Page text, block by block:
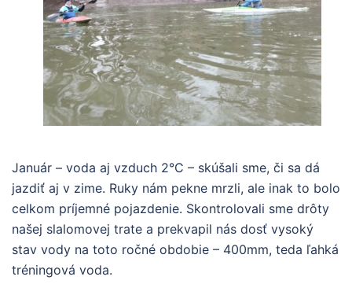
Január – voda aj vzduch 2°C – skúšali sme, či sa dá
jazdiť aj v zime. Ruky nám pekne mrzli, ale inak to bolo
celkom príjemné pojazdenie. Skontrolovali sme drôty
našej slalomovej trate a prekvapil nás dosť vysoký
stav vody na toto ročné obdobie – 400mm, teda ľahká
tréningová voda.